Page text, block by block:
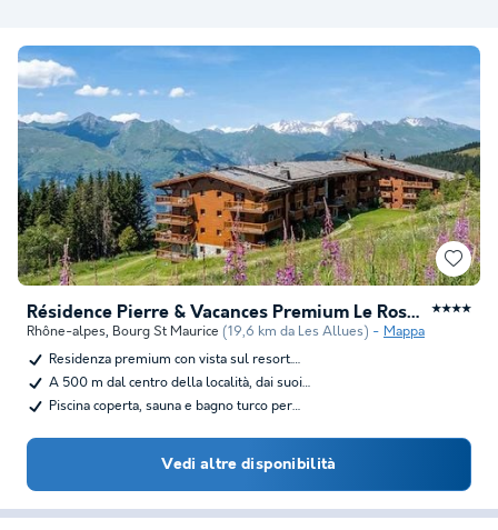
Résidence Pierre & Vacances Premium Le Roselend ★★★★
Rhône-alpes, Bourg St Maurice (19,6 km da Les Allues)
Mappa
Residenza premium con vista sul resort.…
A 500 m dal centro della località, dai suoi…
Piscina coperta, sauna e bagno turco per…
Vedi altre disponibilità